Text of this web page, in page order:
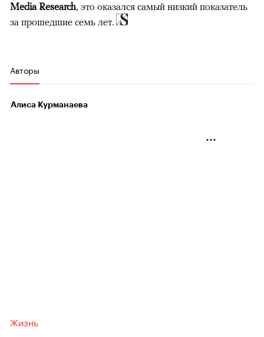
Media Research, это оказался самый низкий показатель
за прошедшие семь лет.
Авторы
Алиса Курманаева
Жизнь